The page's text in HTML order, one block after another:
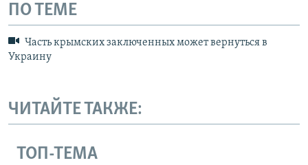
ПО ТЕМЕ
Часть крымских заключенных может вернуться в
Украину
ЧИТАЙТЕ ТАКЖЕ:
ТОП-ТЕМА